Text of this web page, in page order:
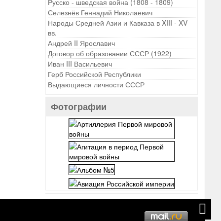
Русско - шведская война (1808 - 1809)
Селезнёв Геннадий Николаевич
Народы Средней Азии и Кавказа в XIII - XV
вв.
Андрей II Ярославич
Договор об образовании СССР (1922)
Иван III Васильевич
Герб Российской Республики
Выдающиеся личности СССР
Фотографии